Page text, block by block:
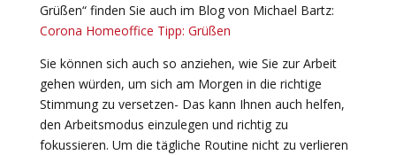
Grüßen“ finden Sie auch im Blog von Michael Bartz:
Corona Homeoffice Tipp: Grüßen
Sie können sich auch so anziehen, wie Sie zur Arbeit
gehen würden, um sich am Morgen in die richtige
Stimmung zu versetzen- Das kann Ihnen auch helfen,
den Arbeitsmodus einzulegen und richtig zu
fokussieren. Um die tägliche Routine nicht zu verlieren